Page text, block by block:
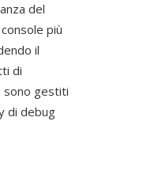
del
più
il
di
sono gestiti
di debug